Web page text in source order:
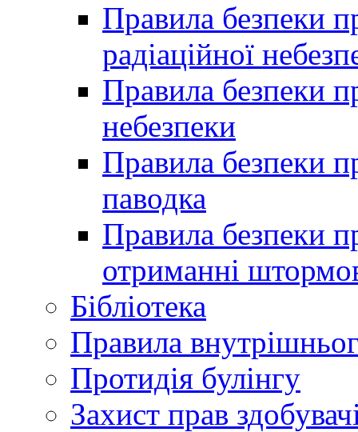
Правила безпеки
радіаційної
Правила безпеки
небезпеки
Правила безпеки
паводка
Правила безпеки
отриманні
Бібліотека
Правила
Протидія булінгу
Захист прав